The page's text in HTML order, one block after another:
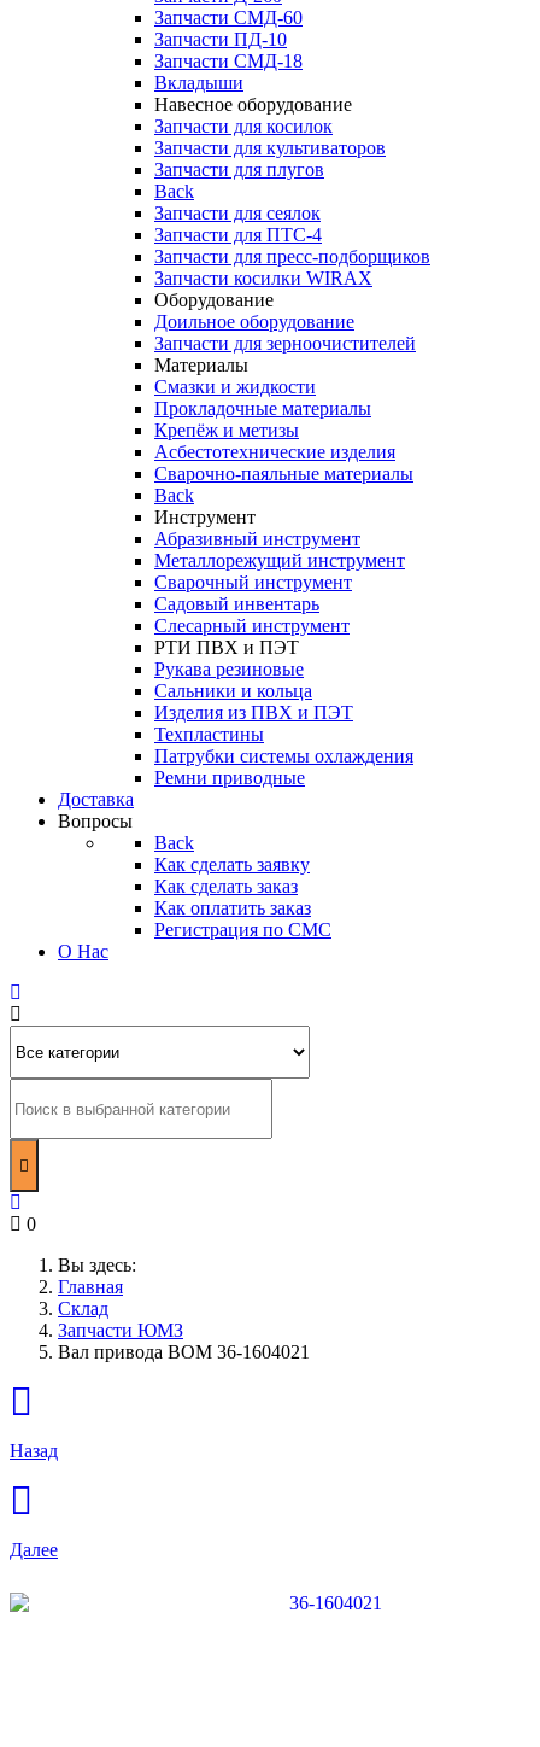
Запчасти СМД-60
Запчасти ПД-10
Запчасти СМД-18
Вкладыши
Навесное оборудование
Запчасти для косилок
Запчасти для культиваторов
Запчасти для плугов
Back
Запчасти для сеялок
Запчасти для ПТС-4
Запчасти для пресс-подборщиков
Запчасти косилки WIRAX
Оборудование
Доильное оборудование
Запчасти для зерноочистителей
Материалы
Смазки и жидкости
Прокладочные материалы
Крепёж и метизы
Асбестотехнические изделия
Сварочно-паяльные материалы
Back
Инструмент
Абразивный инструмент
Металлорежущий инструмент
Сварочный инструмент
Садовый инвентарь
Слесарный инструмент
РТИ ПВХ и ПЭТ
Рукава резиновые
Сальники и кольца
Изделия из ПВХ и ПЭТ
Техпластины
Патрубки системы охлаждения
Ремни приводные
Доставка
Вопросы
Back
Как сделать заявку
Как сделать заказ
Как оплатить заказ
Регистрация по СМС
О Нас
0
Вы здесь:
Главная
Склад
Запчасти ЮМЗ
Вал привода ВОМ 36-1604021
Назад
Далее